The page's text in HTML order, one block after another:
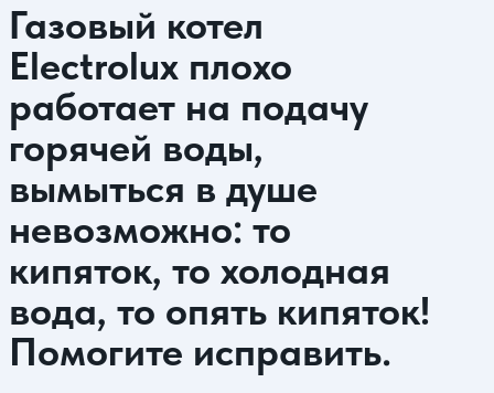
Газовый котел
Electrolux плохо
работает на подачу
горячей воды,
вымыться в душе
невозможно: то
кипяток, то холодная
вода, то опять кипяток!
Помогите исправить.